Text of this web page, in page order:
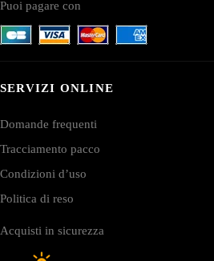
Puoi pagare con
SERVIZI ONLINE
Domande frequenti
Tracciamento pacco
Condizioni d’uso
Politica di reso
Acquisti in sicurezza